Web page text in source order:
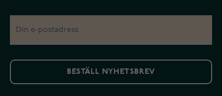
BESTÄLL NYHETSBREV